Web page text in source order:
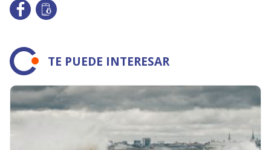
TE PUEDE INTERESAR